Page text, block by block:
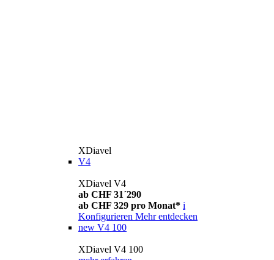
XDiavel
V4
XDiavel V4
ab CHF 31´290
ab CHF 329 pro Monat* i
Konfigurieren Mehr entdecken
new V4 100
XDiavel V4 100